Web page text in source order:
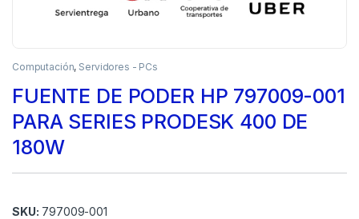
Computación, Servidores - PCs
FUENTE DE PODER HP 797009-001
PARA SERIES PRODESK 400 DE
180W
SKU: 797009-001